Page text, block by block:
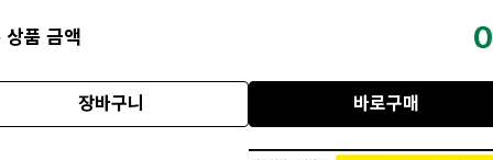
상품 금액 0
장바구니 바로구매